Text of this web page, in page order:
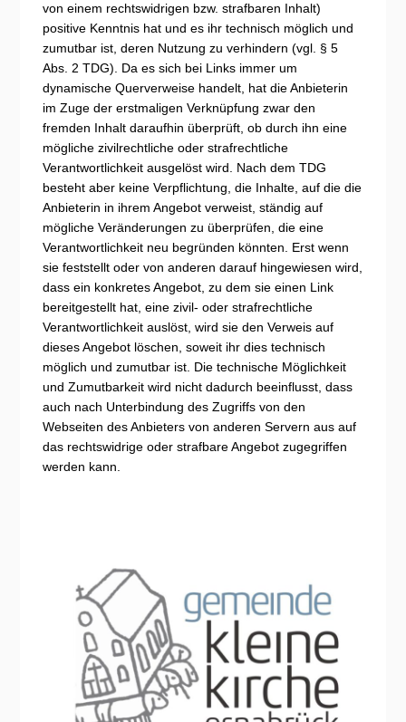
von einem rechtswidrigen bzw. strafbaren Inhalt)
positive Kenntnis hat und es ihr technisch möglich und
zumutbar ist, deren Nutzung zu verhindern (vgl. § 5
Abs. 2 TDG). Da es sich bei Links immer um
dynamische Querverweise handelt, hat die Anbieterin
im Zuge der erstmaligen Verknüpfung zwar den
fremden Inhalt daraufhin überprüft, ob durch ihn eine
mögliche zivilrechtliche oder strafrechtliche
Verantwortlichkeit ausgelöst wird. Nach dem TDG
besteht aber keine Verpflichtung, die Inhalte, auf die die
Anbieterin in ihrem Angebot verweist, ständig auf
mögliche Veränderungen zu überprüfen, die eine
Verantwortlichkeit neu begründen könnten. Erst wenn
sie feststellt oder von anderen darauf hingewiesen wird,
dass ein konkretes Angebot, zu dem sie einen Link
bereitgestellt hat, eine zivil- oder strafrechtliche
Verantwortlichkeit auslöst, wird sie den Verweis auf
dieses Angebot löschen, soweit ihr dies technisch
möglich und zumutbar ist. Die technische Möglichkeit
und Zumutbarkeit wird nicht dadurch beeinflusst, dass
auch nach Unterbindung des Zugriffs von den
Webseiten des Anbieters von anderen Servern aus auf
das rechtswidrige oder strafbare Angebot zugegriffen
werden kann.